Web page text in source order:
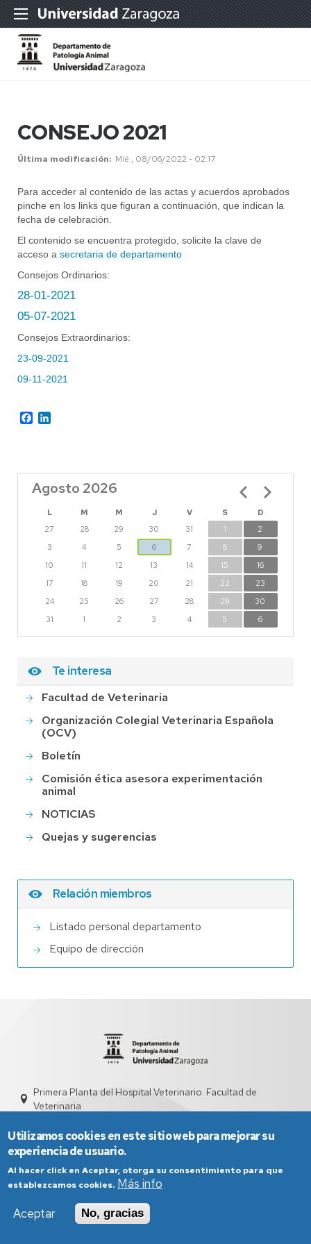
CONSEJO 2021
Última modificación Mié , 08/06/2022 - 02:17
Para acceder al contenido de las actas y acuerdos aprobados
pinche en los links que figuran a continuación, que indican la
fecha de celebración.
El contenido se encuentra protegido, solicite la clave de
acceso a secretaria de departamento
Consejos Ordinarios:
28-01-2021
05-07-2021
Consejos Extraordinarios:
23-09-2021
09-11-2021
Facebook
Agosto 2026
L M M J V S
D
27
28 29 30 31 1
2
3
4 5 6 7 8
9
10
11 12 13 14 15
16
17
18 19 20 21 22
23
24
25 26 27 28 29
30
31
1 2 3 4 5 6
Paginación
Te interesa
Facultad de Veterinaria
Organización Colegial Veterinaria Española
(OCV)
Boletín
Comisión ética asesora experimentación
animal
NOTICIAS
Quejas y sugerencias
Relación miembros
Listado personal departamento
Equipo de dirección
Primera Planta del Hospital Veterinario. Facultad de
Veterinaria
Aviso Legal
Condiciones generales de uso
Política de Privacidad
Utilizamos cookies en este sitio web para mejorar su
experiencia de usuario.
Al hacer click en Aceptar, otorga su consentimiento para que
establezcamos cookies. Más info
Aceptar
No, gracias